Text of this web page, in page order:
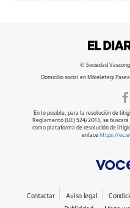
© Sociedad
Domicilio social en Mikeletegi
En lo posible, para la resolución de
Reglamento (UE) 524/2013, se
como plataforma de resolución de
enlace https://
Contactar Aviso legal